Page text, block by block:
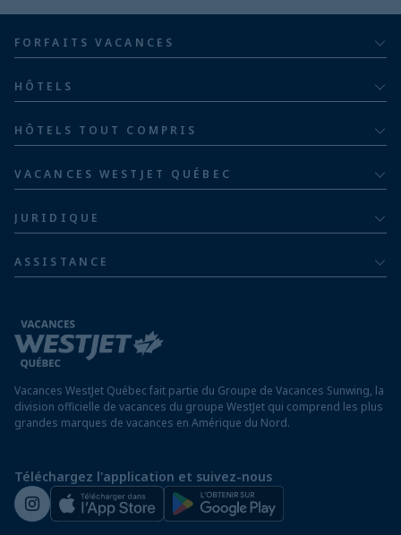
FORFAITS VACANCES
Pour adultes
Pour les familles
Familles de cinq ou plus
HÔTELS
Groupe hôtelier Barceló
HÔTELS TOUT COMPRIS
Hôtels en République dominicaine
Hôtels en Jamaïque
Hôtels au Mexique
Hôtels au Panama
Hôtels à Saint-Martin
VACANCES WESTJET QUÉBEC
Communiquer avec nous
Informations sur la compagnie aérienne
JURIDIQUE
Modalités et conditions
Rapport sur l’esclavage moderne
ASSISTANCE
Avis aux voyageurs
Exigences d’entrée à destination
Assurez vos vacances
Voyager depuis un aéroport hors Québec
Salle de presse de WestJet
Vacances WestJet Québec fait partie du Groupe de Vacances Sunwing, la
division officielle de vacances du groupe WestJet qui comprend les plus
grandes marques de vacances en Amérique du Nord.
Téléchargez l'application et suivez-nous